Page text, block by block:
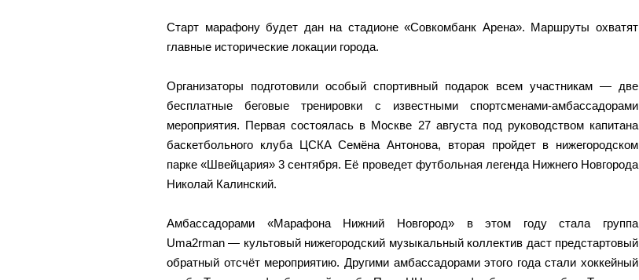
Старт марафону будет дан на стадионе «Совкомбанк Арена». Маршруты охватят
главные исторические локации города.
Организаторы подготовили особый спортивный подарок всем участникам — две
бесплатные беговые тренировки с известными спортсменами-амбассадорами
мероприятия. Первая состоялась в Москве 27 августа под руководством капитана
баскетбольного клуба ЦСКА Семёна Антонова, вторая пройдет в нижегородском
парке «Швейцария» 3 сентября. Её проведет футбольная легенда Нижнего Новгорода
Николай Калинский.
Амбассадорами «Марафона Нижний Новгород» в этом году стала группа
Uma2rman — культовый нижегородский музыкальный коллектив даст предстартовый
обратный отсчёт мероприятию. Другими амбассадорами этого года стали хоккейный